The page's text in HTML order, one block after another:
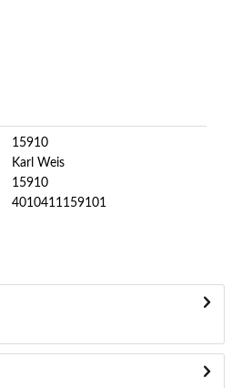
15910
Karl Weis
15910
4010411159101